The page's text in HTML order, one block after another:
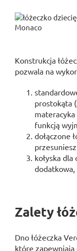
Konstrukcja
pozwala na
prostokąta
funkcją
dołączone
kołyska
dodatkowa,
Zalety
Dno łóżeczka
które